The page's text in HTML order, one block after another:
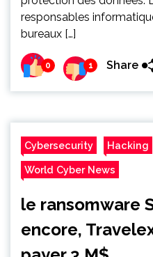
responsables
bureaux […]
0 1 Share
Cybersecurity Hacking
World Cyber News
le ransomware
encore,